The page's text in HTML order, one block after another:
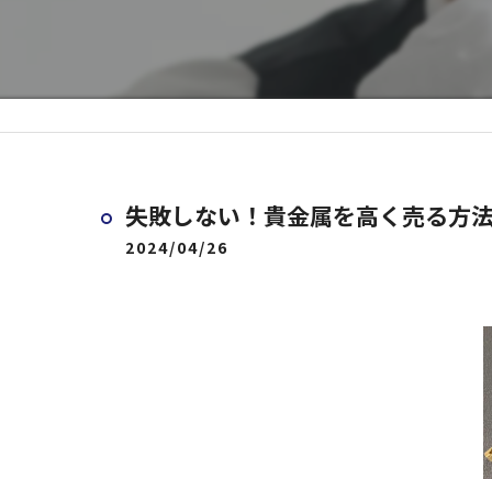
失敗しない！貴金属を高く売る方
2024/04/26